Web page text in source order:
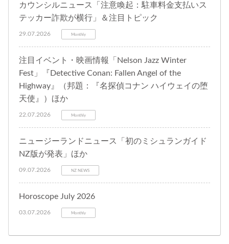
カウンシルニュース「注意喚起：駐車料金支払いス
テッカー詐欺が横行」＆注目トピック
29.07.2026 Monthly
注目イベント・映画情報「Nelson Jazz Winter
Fest」『Detective Conan: Fallen Angel of the
Highway』（邦題：『名探偵コナン ハイウェイの堕
天使』）ほか
22.07.2026 Monthly
ニュージーランドニュース「初のミシュランガイド
NZ版が発表」ほか
09.07.2026 NZ NEWS
Horoscope July 2026
03.07.2026 Monthly